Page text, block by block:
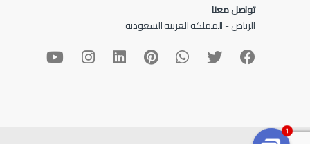
تواصل معنا
الرياض - المملكة العربية السعودية
1